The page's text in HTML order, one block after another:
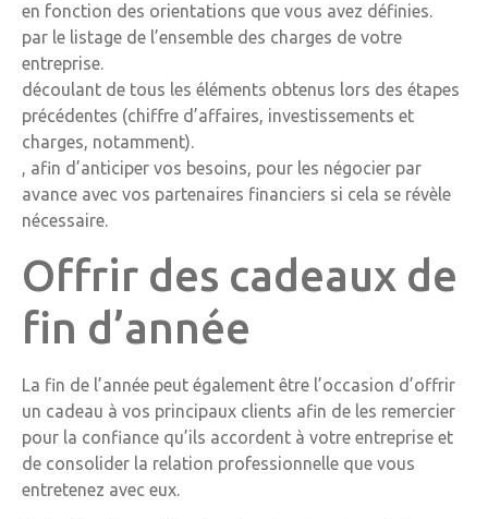
en fonction des orientations que vous avez définies.
par le listage de l’ensemble des charges de votre
entreprise.
découlant de tous les éléments obtenus lors des étapes
précédentes (chiffre d’affaires, investissements et
charges, notamment).
, afin d’anticiper vos besoins, pour les négocier par
avance avec vos partenaires financiers si cela se révèle
nécessaire.
Offrir des cadeaux de
fin d’année
La fin de l’année peut également être l’occasion d’offrir
un cadeau à vos principaux clients afin de les remercier
pour la confiance qu’ils accordent à votre entreprise et
de consolider la relation professionnelle que vous
entretenez avec eux.